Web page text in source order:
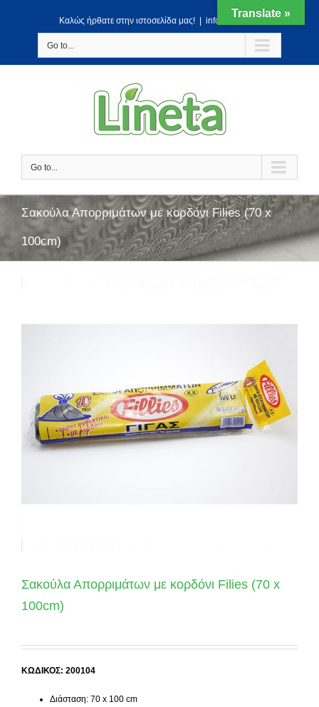
Kαλώς ήρθατε στην ιστοσελίδα μας! info@lineta.gr
Go to...
Go to...
Σακούλα Απορριμάτων με κορδόνι Filies (70 x
100cm)
Σακούλα Απορριμάτων με κορδόνι Filies (70 x
100cm)
ΚΩΔΙΚΟΣ: 200104
Διάσταση: 70 x 100 cm
Translate »